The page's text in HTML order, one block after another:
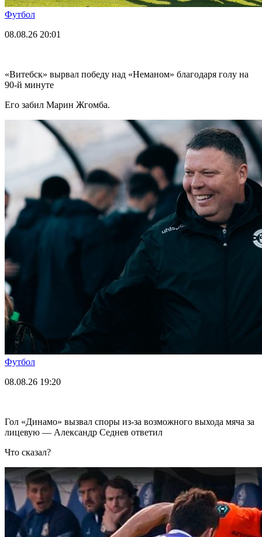
Футбол
08.08.26 20:01
«Витебск» вырвал победу над «Неманом» благодаря голу на
90-й минуте
Его забил Марин Жгомба.
Футбол
08.08.26 19:20
Гол «Динамо» вызвал споры из-за возможного выхода мяча за
лицевую — Александр Седнев ответил
Что сказал?